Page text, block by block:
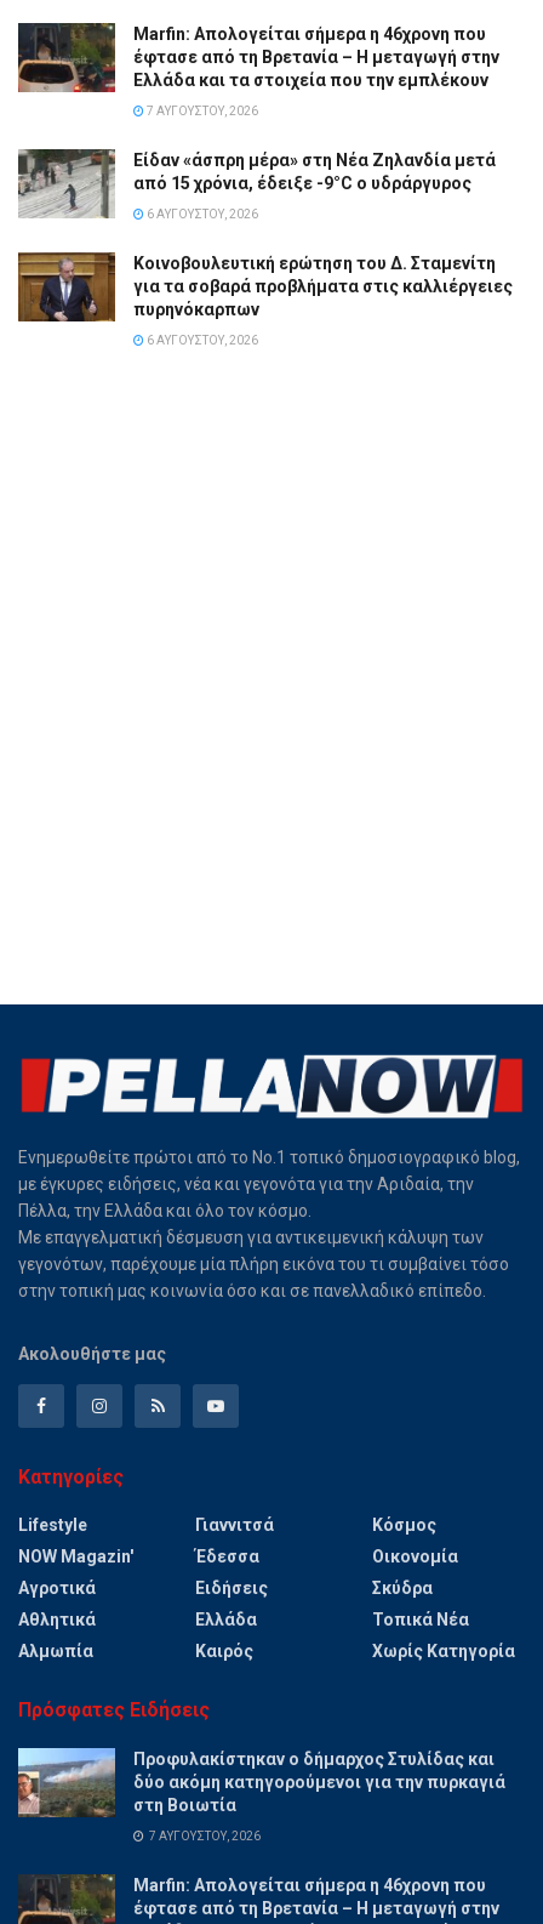
Marfin: Απολογείται σήμερα η 46χρονη που
έφτασε από τη Βρετανία – Η μεταγωγή στην
Ελλάδα και τα στοιχεία που την εμπλέκουν
7 ΑΥΓΟΎΣΤΟΥ, 2026
Είδαν «άσπρη μέρα» στη Νέα Ζηλανδία μετά
από 15 χρόνια, έδειξε -9°C ο υδράργυρος
6 ΑΥΓΟΎΣΤΟΥ, 2026
Κοινοβουλευτική ερώτηση του Δ. Σταμενίτη
για τα σοβαρά προβλήματα στις καλλιέργειες
πυρηνόκαρπων
6 ΑΥΓΟΎΣΤΟΥ, 2026
Ενημερωθείτε πρώτοι από το Νο.1 τοπικό δημοσιογραφικό blog,
με έγκυρες ειδήσεις, νέα και γεγονότα για την Αριδαία, την
Πέλλα, την Ελλάδα και όλο τον κόσμο.
Με επαγγελματική δέσμευση για αντικειμενική κάλυψη των
γεγονότων, παρέχουμε μία πλήρη εικόνα του τι συμβαίνει τόσο
στην τοπική μας κοινωνία όσο και σε πανελλαδικό επίπεδο.
Ακολουθήστε μας
Κατηγορίες
Lifestyle
NOW Magazin'
Αγροτικά
Αθλητικά
Αλμωπία
Γιαννιτσά
Έδεσσα
Ειδήσεις
Ελλάδα
Καιρός
Κόσμος
Οικονομία
Σκύδρα
Τοπικά Νέα
Χωρίς Κατηγορία
Πρόσφατες Ειδήσεις
Προφυλακίστηκαν ο δήμαρχος Στυλίδας και
δύο ακόμη κατηγορούμενοι για την πυρκαγιά
στη Βοιωτία
7 ΑΥΓΟΎΣΤΟΥ, 2026
Marfin: Απολογείται σήμερα η 46χρονη που
έφτασε από τη Βρετανία – Η μεταγωγή στην